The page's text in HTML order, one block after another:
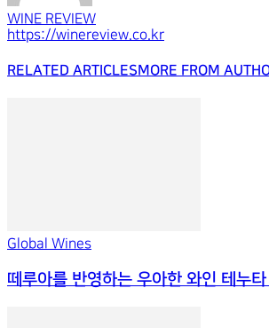
WINE REVIEW
https://winereview.co.kr
RELATED ARTICLESMORE FROM
Global Wines
떼루아를 반영하는 우아한 와인 테